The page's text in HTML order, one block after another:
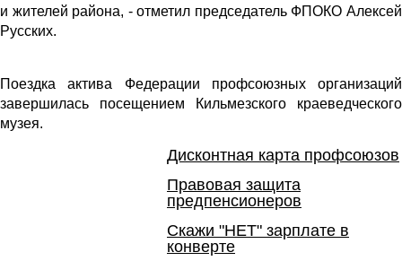
и жителей района, - отметил председатель ФПОКО Алексей
Русских.
Поездка актива Федерации профсоюзных организаций
завершилась посещением Кильмезского краеведческого
музея.
Дисконтная карта профсоюзов
Правовая защита
предпенсионеров
Скажи "НЕТ" зарплате в
конверте